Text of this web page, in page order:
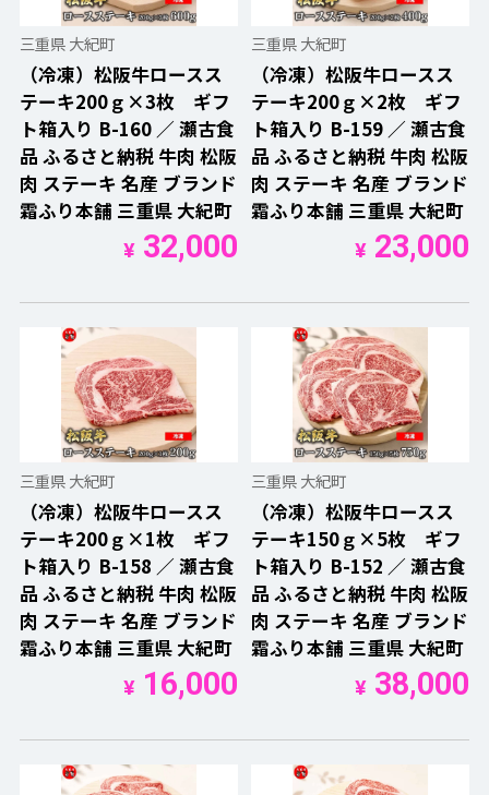
三重県 大紀町
（冷凍）松阪牛ロースス
テーキ200ｇ×3枚 ギフ
ト箱入り B-160 ／ 瀬古食
品 ふるさと納税 牛肉 松阪
肉 ステーキ 名産 ブランド
霜ふり本舗 三重県 大紀町
¥32,000
三重県 大紀町
（冷凍）松阪牛ロースス
テーキ200ｇ×2枚 ギフ
ト箱入り B-159 ／ 瀬古食
品 ふるさと納税 牛肉 松阪
肉 ステーキ 名産 ブランド
霜ふり本舗 三重県 大紀町
¥23,000
三重県 大紀町
（冷凍）松阪牛ロースス
テーキ200ｇ×1枚 ギフ
ト箱入り B-158 ／ 瀬古食
品 ふるさと納税 牛肉 松阪
肉 ステーキ 名産 ブランド
霜ふり本舗 三重県 大紀町
¥16,000
三重県 大紀町
（冷凍）松阪牛ロースス
テーキ150ｇ×5枚 ギフ
ト箱入り B-152 ／ 瀬古食
品 ふるさと納税 牛肉 松阪
肉 ステーキ 名産 ブランド
霜ふり本舗 三重県 大紀町
¥38,000